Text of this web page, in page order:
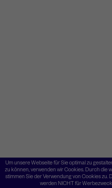
Um unsere Webseite für Sie optimal zu
zu können, verwenden wir Cookies. Durch die
stimmen Sie der Verwendung von Cookies zu.
werden NICHT für